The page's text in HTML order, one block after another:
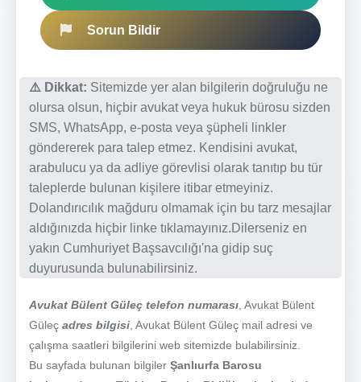
Sorun Bildir
⚠️ Dikkat: Sitemizde yer alan bilgilerin doğruluğu ne
olursa olsun, hiçbir avukat veya hukuk bürosu sizden
SMS, WhatsApp, e-posta veya şüpheli linkler
göndererek para talep etmez. Kendisini avukat,
arabulucu ya da adliye görevlisi olarak tanıtıp bu tür
taleplerde bulunan kişilere itibar etmeyiniz.
Dolandırıcılık mağduru olmamak için bu tarz mesajlar
aldığınızda hiçbir linke tıklamayınız.Dilerseniz en
yakın Cumhuriyet Başsavcılığı'na gidip suç
duyurusunda bulunabilirsiniz.
Avukat Bülent Güleç telefon numarası , Avukat Bülent
Güleç adres bilgisi , Avukat Bülent Güleç mail adresi ve
çalışma saatleri bilgilerini web sitemizde bulabilirsiniz.
Bu sayfada bulunan bilgiler Şanlıurfa Barosu